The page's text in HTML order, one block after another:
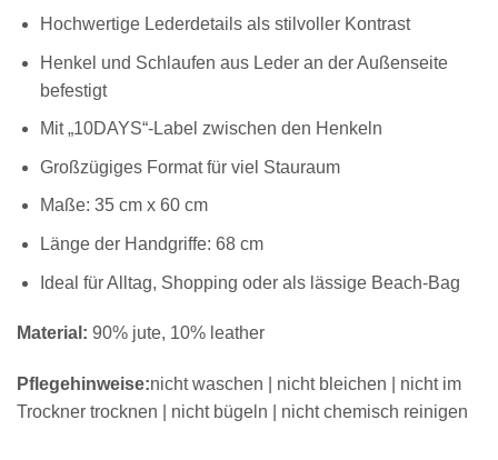
Hochwertige Lederdetails als stilvoller Kontrast
Henkel und Schlaufen aus Leder an der Außenseite
befestigt
Mit „10DAYS“-Label zwischen den Henkeln
Großzügiges Format für viel Stauraum
Maße: 35 cm x 60 cm
Länge der Handgriffe: 68 cm
Ideal für Alltag, Shopping oder als lässige Beach-Bag
Material: 90% jute, 10% leather
Pflegehinweise:nicht waschen | nicht bleichen | nicht im
Trockner trocknen | nicht bügeln | nicht chemisch reinigen